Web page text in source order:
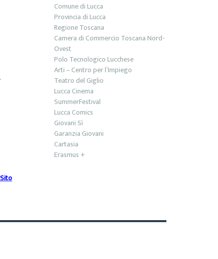
Comune di Lucca
Provincia di Lucca
Regione Toscana
Camera di Commercio Toscana Nord-
Ovest
Polo Tecnologico Lucchese
Arti – Centro per l’Impiego
Teatro del Giglio
Lucca Cinema
SummerFestival
Lucca Comics
Giovani Sì
Garanzia Giovani
Cartasia
Erasmus +